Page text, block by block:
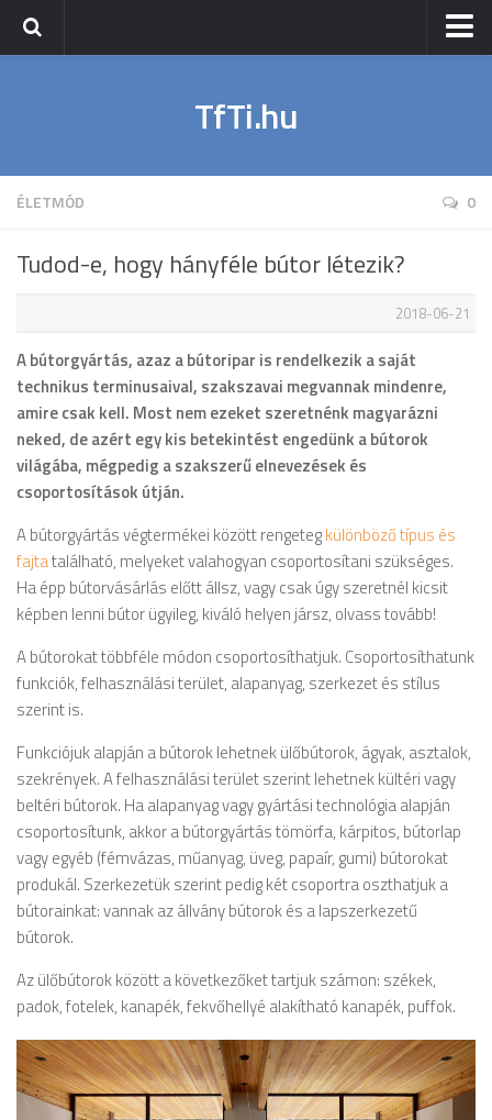
Wellness
TfTi.hu
ÉLETMÓD 0
Tudod-e, hogy hányféle bútor létezik?
2018-06-21
A bútorgyártás, azaz a bútoripar is rendelkezik a saját
technikus terminusaival, szakszavai megvannak mindenre,
amire csak kell. Most nem ezeket szeretnénk magyarázni
neked, de azért egy kis betekintést engedünk a bútorok
világába, mégpedig a szakszerű elnevezések és
csoportosítások útján.
A bútorgyártás végtermékei között rengetegkülönböző típus és
fajtatalálható, melyeket valahogyan csoportosítani szükséges.
Ha épp bútorvásárlás előtt állsz, vagy csak úgy szeretnél kicsit
képben lenni bútor ügyileg, kiváló helyen jársz, olvass tovább!
A bútorokat többféle módon csoportosíthatjuk. Csoportosíthatunk
funkciók, felhasználási terület, alapanyag, szerkezet és stílus
szerint is.
Funkciójuk alapján a bútorok lehetnek ülőbútorok, ágyak, asztalok,
szekrények. A felhasználási terület szerint lehetnek kültéri vagy
beltéri bútorok. Ha alapanyag vagy gyártási technológia alapján
csoportosítunk, akkor a bútorgyártás tömörfa, kárpitos, bútorlap
vagy egyéb (fémvázas, műanyag, üveg, papaír, gumi) bútorokat
produkál. Szerkezetük szerint pedig két csoportra oszthatjuk a
bútorainkat: vannak az állvány bútorok és a lapszerkezetű
bútorok.
Az ülőbútorok között a következőket tartjuk számon: székek,
padok, fotelek, kanapék, fekvőhellyé alakítható kanapék, puffok.